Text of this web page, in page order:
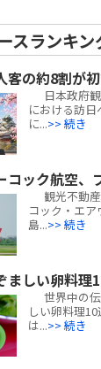
スランキ
客の約8割が
日本政府
における訪
に...>> 続き
コック航空、
観光不動
コック・エ
島...>> 続き
ましい卵料理
世界中の
しい卵料理
は...>> 続き